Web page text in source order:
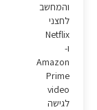
והמחשב
לחצני
Netflix
ו-
Amazon
Prime
video
לגישה